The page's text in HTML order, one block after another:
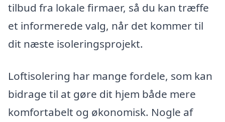
tilbud fra lokale firmaer, så du kan træffe
et informerede valg, når det kommer til
dit næste isoleringsprojekt.
Loftisolering har mange fordele, som kan
bidrage til at gøre dit hjem både mere
komfortabelt og økonomisk. Nogle af